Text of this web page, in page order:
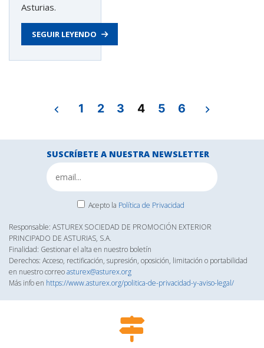
Asturias.
SEGUIR LEYENDO
Navegación
entradas
1 2 3 4 5 6
SUSCRÍBETE A NUESTRA NEWSLETTER
Acepto la Política de Privacidad
Responsable: ASTUREX SOCIEDAD DE PROMOCIÓN EXTERIOR
PRINCIPADO DE ASTURIAS, S.A.
Finalidad: Gestionar el alta en nuestro boletín
Derechos: Acceso, rectificación, supresión, oposición, limitación o portabilidad
en nuestro correoasturex@asturex.org
Más info en https://www.asturex.org/politica-de-privacidad-y-aviso-legal/